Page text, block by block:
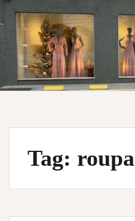
Tag: roupa